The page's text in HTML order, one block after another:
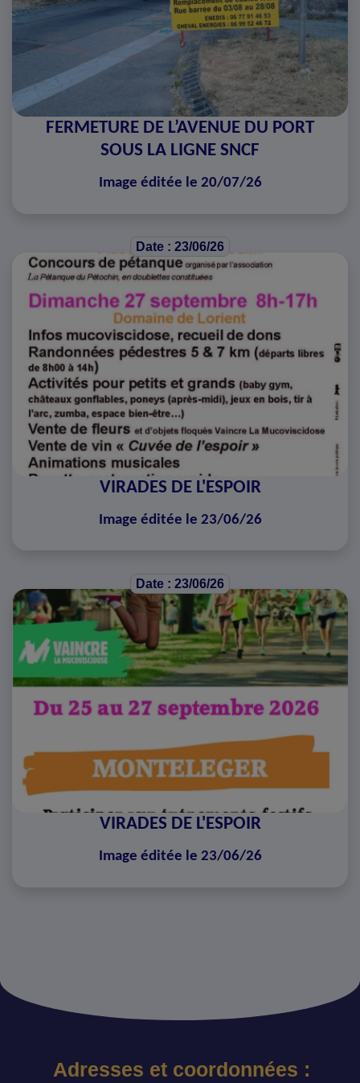
FERMETURE DE L’AVENUE DU PORT
SOUS LA LIGNE SNCF
Image éditée le 20/07/26
Date : 23/06/26
VIRADES DE L'ESPOIR
Image éditée le 23/06/26
Date : 23/06/26
VIRADES DE L'ESPOIR
Image éditée le 23/06/26
Adresses et coordonnées :